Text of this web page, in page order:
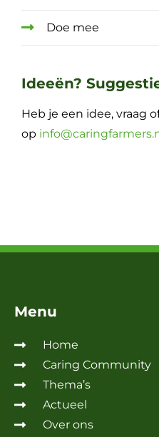
Doe mee
Ideeën?
Heb je een idee, vraag
op
Menu
Home
Caring Community
Thema’s
Actueel
Over ons